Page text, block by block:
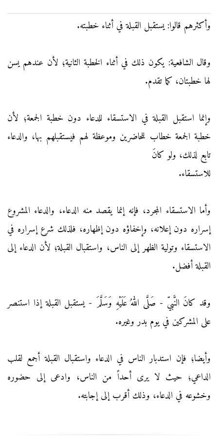
وأكثرهم قالوا: يستقبل القبلة في أثناء خطبته.
وقال الشافعية: يكون ذلك في أثناء الخطبة الثانية؛ لأن عندهم يسن
لها خطبتان، كما تقدم.
وإنما استقبل القبلة في الاستسقاء للدعاء دون خطبة الجمعة؛ لأن
خطبة الجمعة خطاب للحاضرين وموعظة لهم فيستقبلهم بها، والدعاء
تابع لذلك، ولو كانَ
للاستسقاء.
وأما الاستسقاء المجرد، فإنه إنما يقصد منه الدعاء، والدعاء المشروع
إسراره دون إعلانه، وإخفاؤه دون إظهاره، فلذلك شرع إسراره في
الاستسقاء وتولية الظهر إلى الناس، واستقبال القبلة؛ لأن الدعاء إلى
القبلة أفضل.
وقد كانَ النَّبيّ - صَلَّى اللهُ عَلَيْهِ وَسَلَّمَ - يستقبل القبلة إذا استنصر
على المشركين في يوم بدر وغيره.
وأيضا؛ فإن استدبار الناس في الدعاء واستقبال القبلة أجمع لقلب
الداعي؛ حيث لا يرى أحداً من الناس، وادعى إلى حضوره
وخشوعه في الدعاء، وذلك أقرب إلى إجابته.